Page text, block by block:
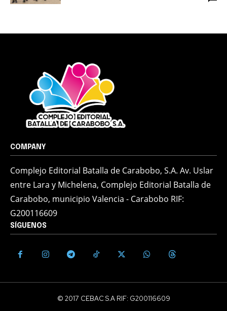
COMPANY
Complejo Editorial Batalla de Carabobo, S.A. Av. Uslar
entre Lara y Michelena, Complejo Editorial Batalla de
Carabobo, municipio Valencia - Carabobo RIF:
G200116609
SÍGUENOS
© 2017 CEBAC S.A RIF: G200116609